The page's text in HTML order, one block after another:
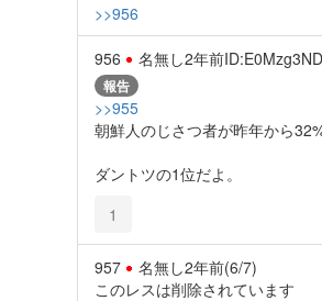
>>956
956 名無し2年前
報告
>>955
朝鮮人のじさつ者が昨年から
ダントツの1位だよ。
1
957 名無し2年前(6/7)
このレスは削除されています